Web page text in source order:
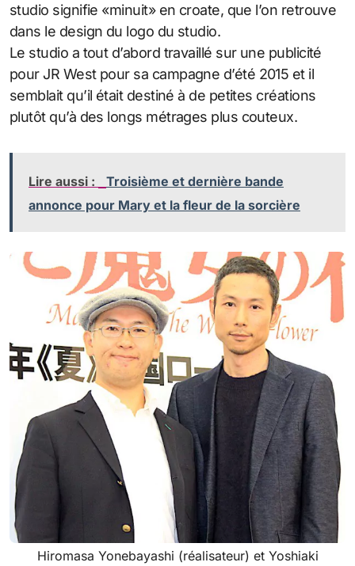
studio signifie «minuit» en croate, que l’on retrouve
dans le design du logo du studio.
Le studio a tout d’abord travaillé sur une publicité
pour JR West pour sa campagne d’été 2015 et il
semblait qu’il était destiné à de petites créations
plutôt qu’à des longs métrages plus couteux.
Lire aussi :
Troisième et dernière bande
annonce pour Mary et la fleur de la sorcière
Hiromasa Yonebayashi (réalisateur) et Yoshiaki